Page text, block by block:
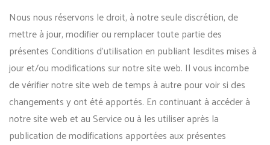
Nous nous réservons le droit, à notre seule discrétion, de
mettre à jour, modifier ou remplacer toute partie des
présentes Conditions d’utilisation en publiant lesdites mises à
jour et/ou modifications sur notre site web. Il vous incombe
de vérifier notre site web de temps à autre pour voir si des
changements y ont été apportés. En continuant à accéder à
notre site web et au Service ou à les utiliser après la
publication de modifications apportées aux présentes